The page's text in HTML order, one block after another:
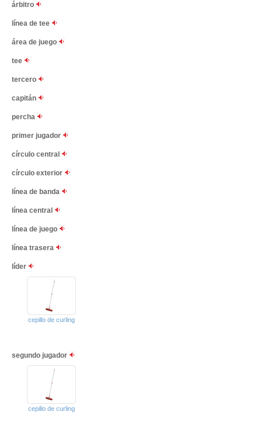
árbitro
línea de tee
área de juego
tee
tercero
capitán
percha
primer jugador
círculo central
círculo exterior
línea de banda
línea central
línea de juego
línea trasera
líder
cepillo de curling
segundo jugador
cepillo de curling